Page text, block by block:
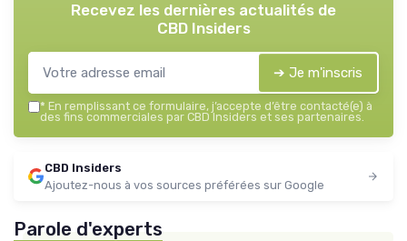
Recevez les dernières actualités de
CBD Insiders
➔ Je m'inscris
* En remplissant ce formulaire, j’accepte d’être contacté(e) à
des fins commerciales par CBD Insiders et ses partenaires.
CBD Insiders
Ajoutez-nous à vos sources préférées sur Google
Parole d'experts